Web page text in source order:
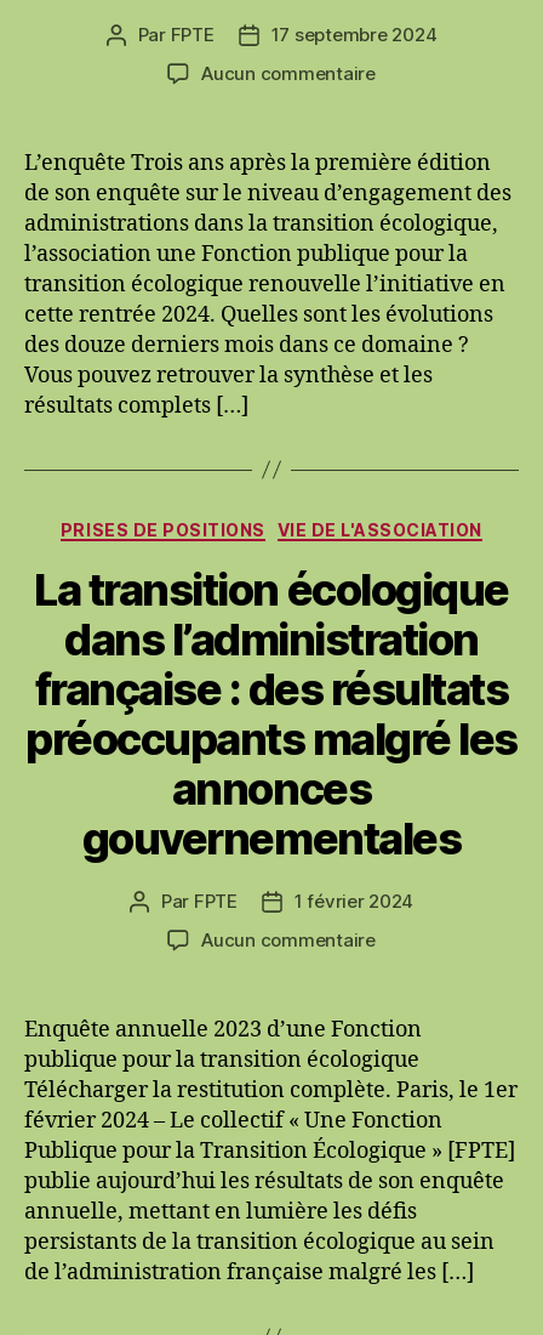
Auteur
l’article
Par FPTE
Date17 septembre 2024
Aucun commentairesur
du
d’une
FPTE
auprès
des
agents
publics
sur
compte
l’urgence
dans
l’action
publique
L’enquête Trois ans après la première édition
de son enquête sur le niveau d’engagement des
administrations dans la transition écologique,
l’association une Fonction publique pour la
transition écologique renouvelle l’initiative en
cette rentrée 2024. Quelles sont les évolutions
des douze derniers mois dans ce domaine ?
Vous pouvez retrouver la synthèse et les
résultats complets […]
Catégories
PRISES DE POSITIONS VIE DE L'ASSOCIATION
La transition écologique
dans l’administration
française : des résultats
préoccupants malgré les
annonces
gouvernementales
Auteur
l’article
Par FPTE
Date1 février 2024
Aucun commentairesur
écologique
dans
l’administration
française
:
des
résultats
préoccupants
malgré
les
annonces
Enquête annuelle 2023 d’une Fonction
publique pour la transition écologique
Télécharger la restitution complète. Paris, le 1er
février 2024 – Le collectif « Une Fonction
Publique pour la Transition Écologique » [FPTE]
publie aujourd’hui les résultats de son enquête
annuelle, mettant en lumière les défis
persistants de la transition écologique au sein
de l’administration française malgré les […]